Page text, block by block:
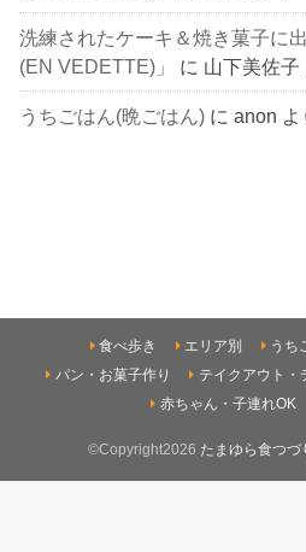
洗練されたケーキ＆焼き菓子に
(EN VEDETTE)」
に 山下美佐子
うちごはん(晩ごはん) にanon よ
食べ歩き エリア別 うち
パン・お菓子作り
テイクアウト・
赤ちゃん・子連れOK
©Copyright2026 たまゆら食つづ